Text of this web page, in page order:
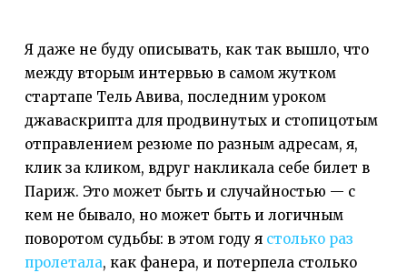
Я даже не буду описывать, как так вышло, что
между вторым интервью в самом жутком
стартапе Тель Авива, последним уроком
джаваскрипта для продвинутых и стопицотым
отправлением резюме по разным адресам, я,
клик за кликом, вдруг накликала себе билет в
Париж. Это может быть и случайностью — с
кем не бывало, но может быть и логичным
поворотом судьбы: в этом году я столько раз
пролетала, как фанера, и потерпела столько